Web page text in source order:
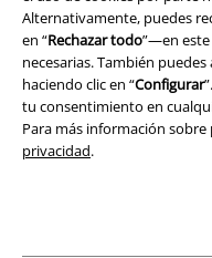
Alternativamente, puedes
en “Rechazar todo”—en este
necesarias. También
haciendo clic en “Configurar
tu consentimiento en
Para más información
privacidad.
Información sobre
Configuración Cookies
Cancelar pedido